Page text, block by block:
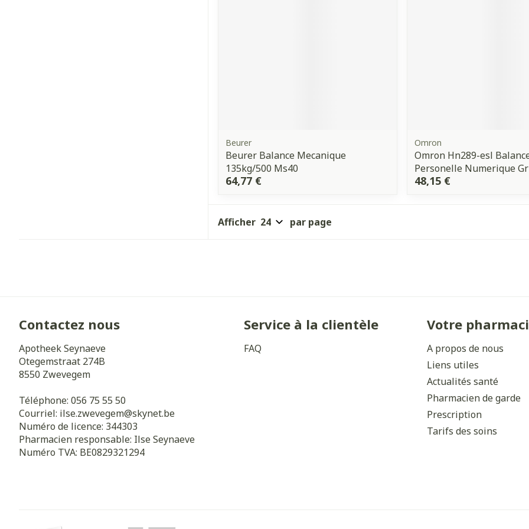
Beurer
Beurer Balance Mecanique
135kg/500 Ms40
64,77 €
Omron
Omron Hn289-esl
Personelle Numerique
48,15 €
Afficher par page
Contactez nous
Apotheek Seynaeve
Otegemstraat 274B
8550 Zwevegem
Téléphone: 056 75 55 50
Courriel: ilse.zwevegem@skynet.be
Numéro de licence: 344303
Pharmacien responsable: Ilse Seynaeve
Numéro TVA: BE0829321294
Service à la clientèle
FAQ
Votre
A propos de nous
Liens utiles
Actualités santé
Pharmacien de garde
Prescription
Tarifs des soins